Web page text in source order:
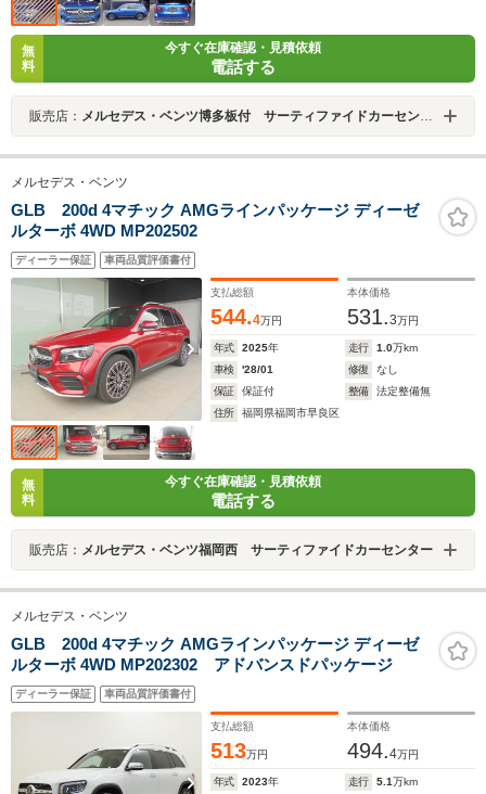
無
料
今すぐ在庫確認・見積依頼
電話する
販売店： メルセデス・ベンツ博多板付 サーティファイドカーセンター
メルセデス・ベンツ
GLB 200d 4マチック AMGラインパッケージ ディーゼ
ルターボ 4WD MP202502
ディーラー保証 車両品質評価書付
支払総額
544.4万円
本体価格
531.3万円
年式 2025年 走行 1.0万km
車検
'28/01 修復
なし
保証
保証付 整備
法定整備無
住所
福岡県福岡市早良区
無
料
今すぐ在庫確認・見積依頼
電話する
販売店： メルセデス・ベンツ福岡西 サーティファイドカーセンター
メルセデス・ベンツ
GLB 200d 4マチック AMGラインパッケージ ディーゼ
ルターボ 4WD MP202302 アドバンスドパッケージ
ディーラー保証 車両品質評価書付
支払総額
513万円
本体価格
494.4万円
年式 2023年 走行 5.1万km